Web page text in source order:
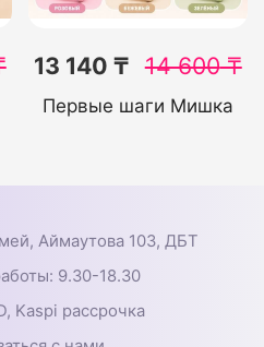
13 140 ₸ 14 600₸
Первые шаги Мишка
Аймаутова 103, ДБТ
9.30-18.30
Kaspi рассрочка